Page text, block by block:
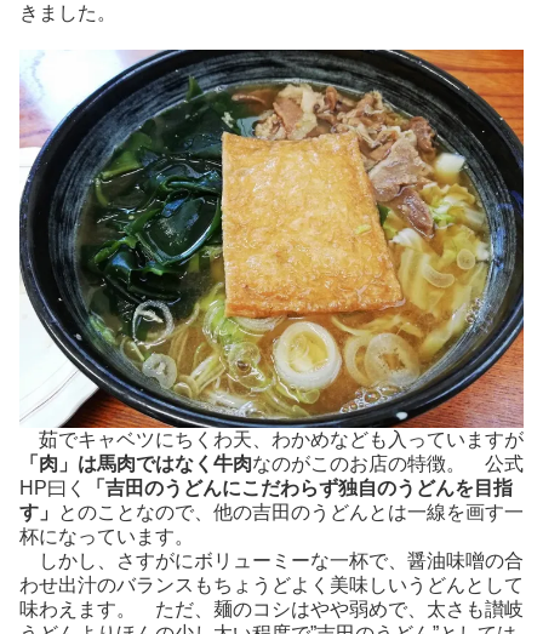
きました。
茹でキャベツにちくわ天、わかめなども入っていますが
「肉」は馬肉ではなく牛肉なのがこのお店の特徴。 公式
HP曰く
「吉田のうどんにこだわらず独自のうどんを目指
す」
とのことなので、他の吉田のうどんとは一線を画す一
杯になっています。
しかし、さすがにボリューミーな一杯で、醤油味噌の合
わせ出汁のバランスもちょうどよく美味しいうどんとして
味わえます。 ただ、麺のコシはやや弱めで、太さも讃岐